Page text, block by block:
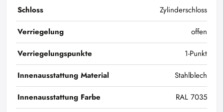
Schloss
Zylinderschloss
Verriegelung
offen
Verriegelungspunkte
1-Punkt
Innenausstattung Material
Stahlblech
Innenausstattung Farbe
RAL 7035